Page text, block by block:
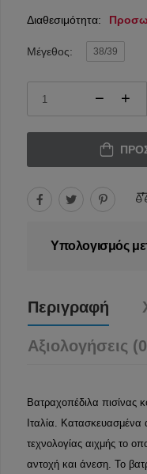
Διαθεσιμότητα:
Μέγεθος: 38/39
Υπολογισμός
Περιγραφή
Αξιολογήσεις
Βατραχοπέδιλα πισίνας
Ιταλία.
τεχνολογίας αιχμής το
αντοχή και άνεση. Το